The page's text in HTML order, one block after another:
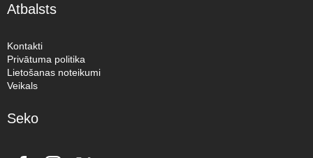
Atbalsts
Kontakti
Privātuma politika
Lietošanas noteikumi
Veikals
Seko